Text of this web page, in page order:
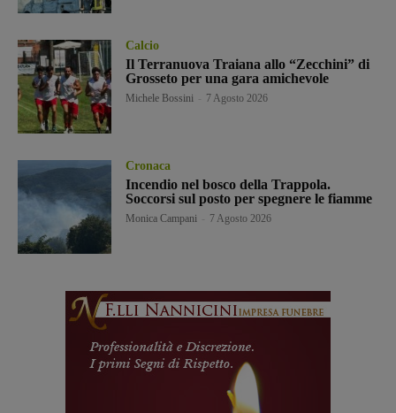
Calcio
Il Terranuova Traiana allo “Zecchini” di
Grosseto per una gara amichevole
Michele Bossini 7 Agosto 2026
Cronaca
Incendio nel bosco della Trappola.
Soccorsi sul posto per spegnere le fiamme
Monica Campani 7 Agosto 2026